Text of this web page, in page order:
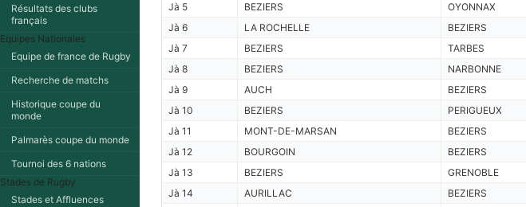
Résultats des clubs
français
Equipes Nationales
Equipe de france de Rugby
Recherche de matchs
Historique coupe du
monde
Palmarès coupe du monde
Tournoi des 6 nations
Stades de Rugby
Stades et Affluences
Jà 5
BEZIERS OYONNAX
Jà 6
LA ROCHELLE BEZIERS
Jà 7
BEZIERS TARBES
Jà 8
BEZIERS NARBONNE
Jà 9
AUCH BEZIERS
Jà 10
BEZIERS PERIGUEUX
Jà 11
MONT-DE-MARSAN BEZIERS
Jà 12
BOURGOIN BEZIERS
Jà 13
BEZIERS GRENOBLE
Jà 14
AURILLAC BEZIERS